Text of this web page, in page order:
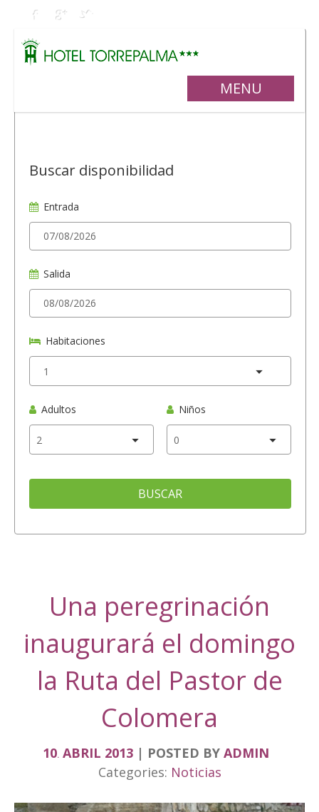
MENU
Buscar disponibilidad
Entrada
Salida
Habitaciones
Adultos Niños
BUSCAR
Una peregrinación
inaugurará el domingo
la Ruta del Pastor de
Colomera
10. ABRIL 2013 POSTED BY ADMIN
Categories: Noticias